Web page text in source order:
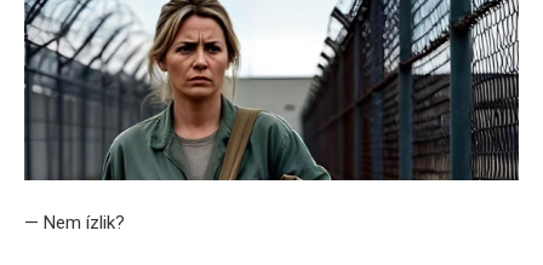
— Nem ízlik?